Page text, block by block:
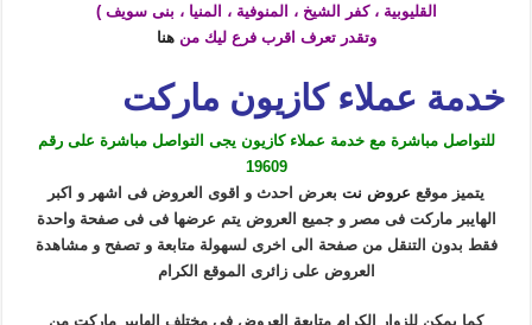
القليوبية ، كفر الشيخ ، المنوفية ، المنيا ، بنى سويف )
وتقدر تعرف اقرب فرع ليك من هنا
خدمة عملاء كازيون ماركت
للتواصل مباشرة مع خدمة عملاء كازيون يجى التواصل مباشرة على رقم
19609
يتميز موقع عروض نتبعرض احدث و اقوى العروض فى اشهر و اكبر
الهايبر ماركت فى مصر و جميع العروض يتم عرضها فى فى صفحة واحدة
فقط بدون التنقل من صفحة الى اخرى لسهولة متابعة و تصفح و مشاهدة
العروض على زائرى الموقع الكرام
كما يمكن للزوار الكرام متابعة العروض فى مختلف الهايبر ماركت من